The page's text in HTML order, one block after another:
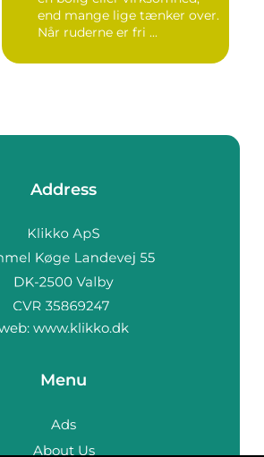
end mange lige tænker over.
Når ruderne er fri ...
Address
www.klikko.dk
Menu
Ads
About Us